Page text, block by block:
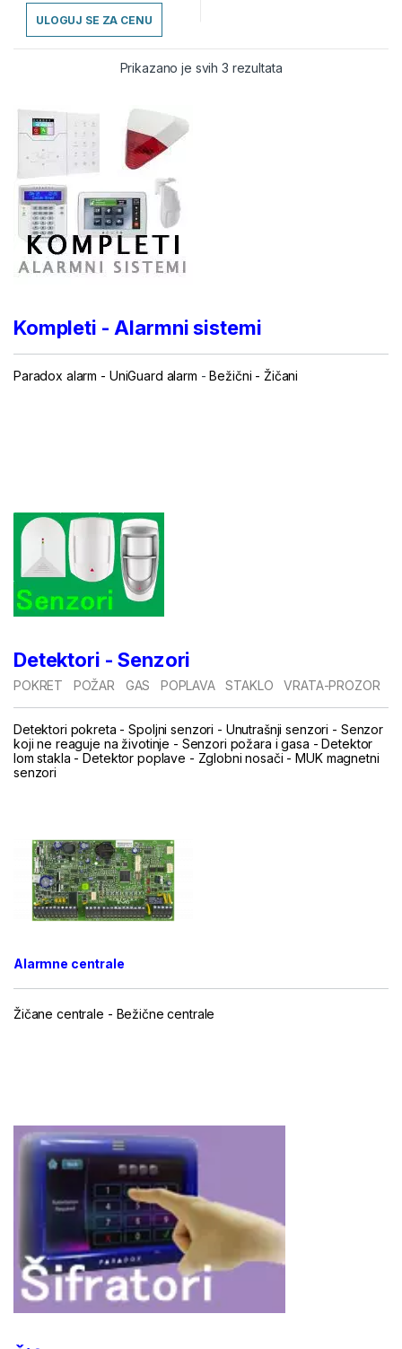
ULOGUJ SE ZA CENU
Prikazano je svih 3 rezultata
Kompleti - Alarmni sistemi
Paradox alarm - UniGuard alarm -Bežični -Žičani
Detektori - Senzori
POKRET POŽAR GAS POPLAVA STAKLO VRATA-PROZOR
Detektori pokreta -Spoljni senzori - Unutrašnji senzori - Senzor
koji ne reaguje na životinje - Senzori požara i gasa -Detektor
lom stakla -Detektor poplave - Zglobni nosači -MUK magnetni
senzori
Alarmne centrale
Žičane centrale - Bežične centrale